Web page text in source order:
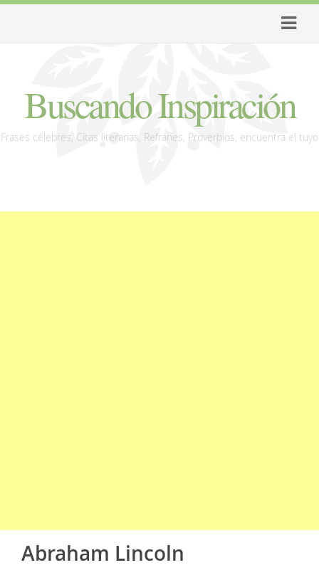
Buscando Inspiración
Frases célebres, Citas literarias, Refranes, Proverbios, encuentra el tuyo
Abraham Lincoln